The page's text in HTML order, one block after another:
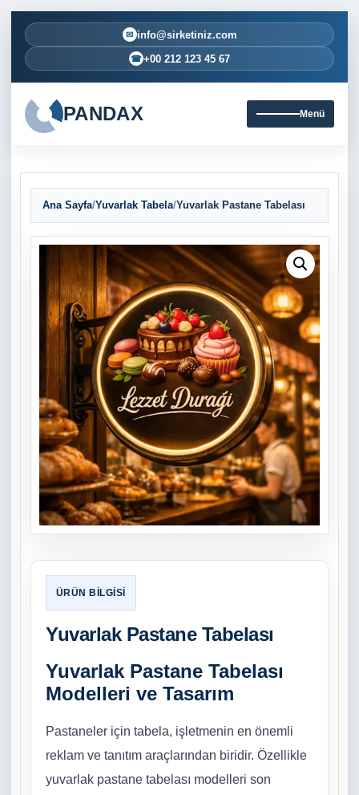
✉ info@sirketiniz.com
☎+00 212 123 45 67
PANDAX Menü
Ana Sayfa/Yuvarlak Tabela/Yuvarlak Pastane Tabelası
Yuvarlak Pastane Tabelası
Yuvarlak Pastane Tabelası
Modelleri ve Tasarım
Pastaneler için tabela, işletmenin en önemli
reklam ve tanıtım araçlarından biridir. Özellikle
yuvarlak pastane tabelası modelleri son